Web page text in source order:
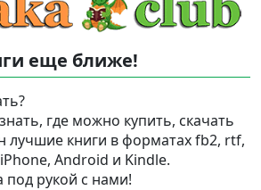
еще ближе!
где можно купить, скачать
лучшие книги в форматах fb2, rtf,
Android и Kindle.
под рукой с нами!